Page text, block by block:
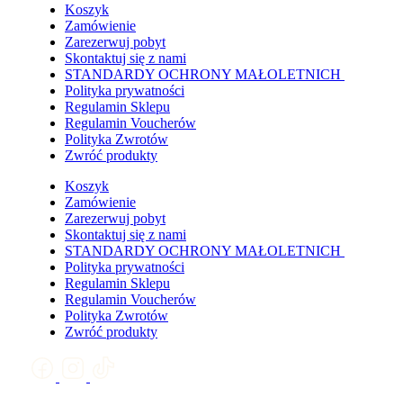
Koszyk
Zamówienie
Zarezerwuj pobyt
Skontaktuj się z nami
STANDARDY OCHRONY MAŁOLETNICH
Polityka prywatności
Regulamin Sklepu
Regulamin Voucherów
Polityka Zwrotów
Zwróć produkty
Koszyk
Zamówienie
Zarezerwuj pobyt
Skontaktuj się z nami
STANDARDY OCHRONY MAŁOLETNICH
Polityka prywatności
Regulamin Sklepu
Regulamin Voucherów
Polityka Zwrotów
Zwróć produkty